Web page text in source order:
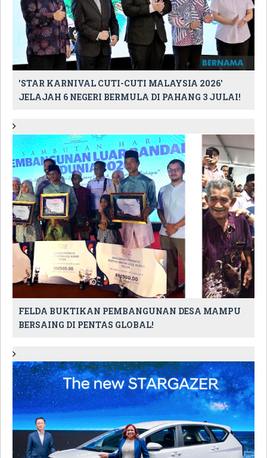
'STAR KARNIVAL CUTI-CUTI MALAYSIA 2026'
JELAJAH 6 NEGERI BERMULA DI PAHANG 3 JULAI!
FELDA BUKTIKAN PEMBANGUNAN DESA MAMPU
BERSAING DI PENTAS GLOBAL!